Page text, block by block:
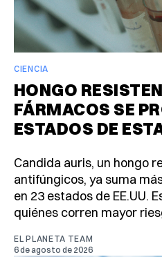
CIENCIA
HONGO
FÁRMACOS SE
ESTADOS DE
Candida auris, un hongo
antifúngicos, ya suma
en 23 estados de EE.UU.
quiénes corren mayor
EL PLANETA TEAM
6 de agosto de 2026